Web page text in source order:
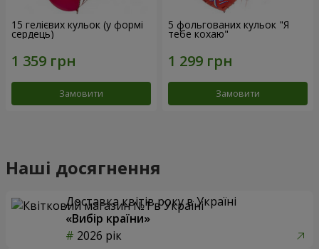
15 гелієвих кульок (у формі
сердець)
Замовити
5 фольгованих кульок "Я
тебе кохаю"
Замовити
Наші досягнення
Доставка квітів року в Україні
«Вибір країни»
2026 рік